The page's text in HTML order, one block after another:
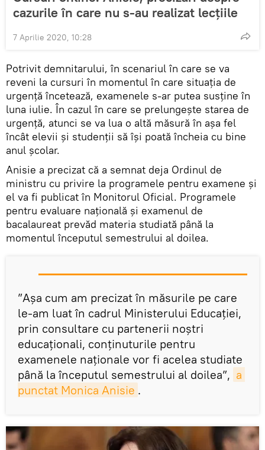
cazurile în care nu s-au realizat lecțiile
7 Aprilie 2020, 10:28
Potrivit demnitarului, în scenariul în care se va
reveni la cursuri în momentul în care situația de
urgență încetează, examenele s-ar putea susține în
luna iulie. În cazul în care se prelungește starea de
urgență, atunci se va lua o altă măsură în așa fel
încât elevii și studenții să își poată încheia cu bine
anul școlar.
Anisie a precizat că a semnat deja Ordinul de
ministru cu privire la programele pentru examene și
el va fi publicat în Monitorul Oficial. Programele
pentru evaluare națională și examenul de
bacalaureat prevăd materia studiată până la
momentul începutul semestrului al doilea.
”Așa cum am precizat în măsurile pe care
le-am luat în cadrul Ministerului Educației,
prin consultare cu partenerii noștri
educaționali, conținuturile pentru
examenele naționale vor fi acelea studiate
până la începutul semestrului al doilea”, a
punctat Monica Anisie .